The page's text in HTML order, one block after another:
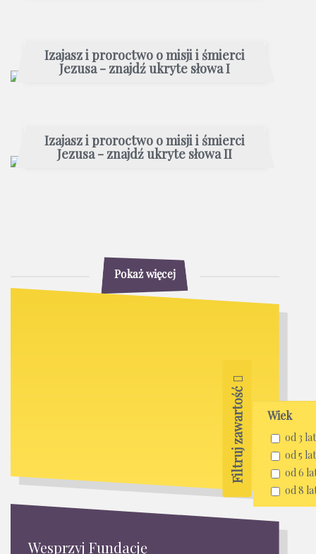
Izajasz i proroctwo o misji i śmierci
Jezusa - znajdź ukryte słowa I
Izajasz i proroctwo o misji i śmierci
Jezusa - znajdź ukryte słowa II
Pokaż więcej
Filtruj zawartość Wiek
od 3 lat
od 5 lat
od 6
od 8
Wesprzyj Fundację